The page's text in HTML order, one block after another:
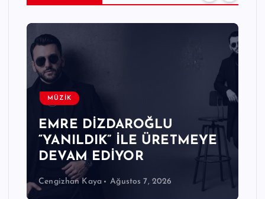
MÜZİK
EMRE DİZDAROĞLU
“YANILDIK” İLE ÜRETMEYE
DEVAM EDİYOR
Cengizhan Kaya Ağustos 7, 2026